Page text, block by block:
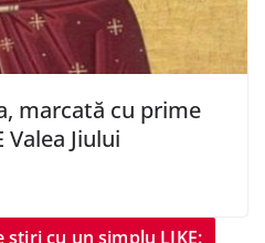
marcată cu prime
Jiului
cu un simplu LIKE: